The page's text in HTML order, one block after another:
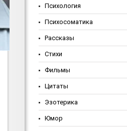
Психология
Психосоматика
Рассказы
Стихи
Фильмы
Цитаты
Эзотерика
Юмор